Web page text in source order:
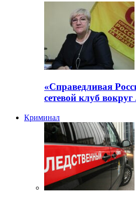
«Справедливая
сетевой клуб
Криминал